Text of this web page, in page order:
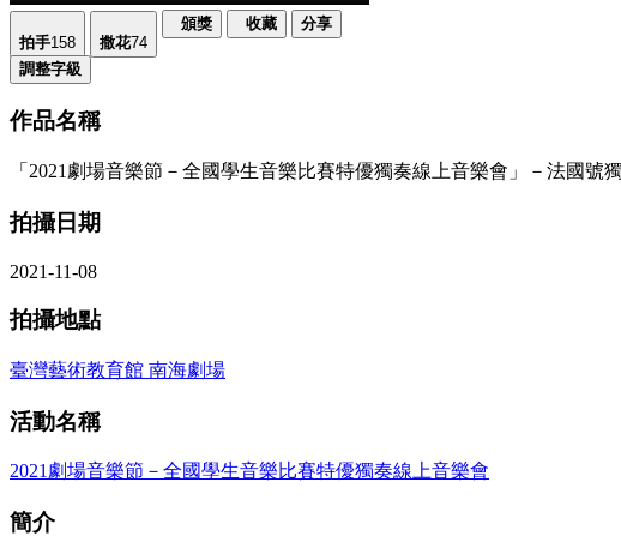
拍手158 撒花74
頒獎 收藏 分享
調整字級
作品名稱
「2021劇場音樂節－全國學生音樂比賽特優獨奏線上音樂會」－法國號
拍攝日期
2021-11-08
拍攝地點
臺灣藝術教育館 南海劇場
活動名稱
2021劇場音樂節－全國學生音樂比賽特優獨奏線上音樂會
簡介